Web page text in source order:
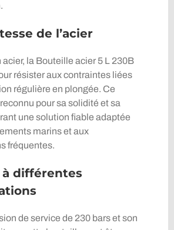
de l’acier
acier, la Bouteille acier 5 L 230B
résister aux contraintes liées
régulière en plongée. Ce
pour sa solidité et sa
une solution fiable adaptée
marins et aux
fréquentes.
différentes
de service de 230 bars et son